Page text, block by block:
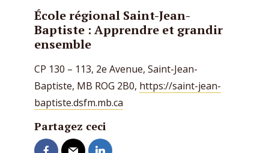
École régional Saint-Jean-
Baptiste : Apprendre et grandir
ensemble
CP 130 – 113, 2e Avenue, Saint-Jean-
Baptiste, MB ROG 2B0, https://saint-jean-
baptiste.dsfm.mb.ca
Partagez ceci